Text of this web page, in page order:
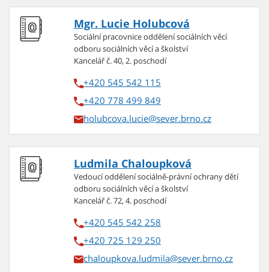
Mgr. Lucie Holubcová
Sociální pracovnice oddělení sociálních věcí
odboru sociálních věcí a školství
Kancelář č. 40, 2. poschodí
+420 545 542 115
+420 778 499 849
holubcova.lucie
Ludmila Chaloupková
Vedoucí oddělení sociálně-právní ochrany dětí
odboru sociálních věcí a školství
Kancelář č. 72, 4. poschodí
+420 545 542 258
+420 725 129 250
chaloupkova.ludmila